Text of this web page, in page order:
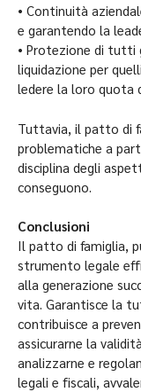
• Continuità
e garantendo la
• Protezione di tutti
liquidazione per
ledere la loro quota
Tuttavia, il patto di
problematiche a
disciplina degli
conseguono.
Conclusioni
Il patto di famiglia,
strumento legale
alla generazione
vita. Garantisce la
contribuisce a
assicurarne la
analizzarne e
legali e fiscali,